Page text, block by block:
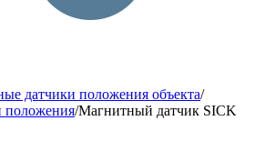
датчики положения объекта/
положения/Магнитный датчик SICK